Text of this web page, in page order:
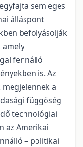
semleges
álláspont
befolyásolják
amely
fennálló
is. Az
a
függőség
technológiai
az Amerikai
– politikai